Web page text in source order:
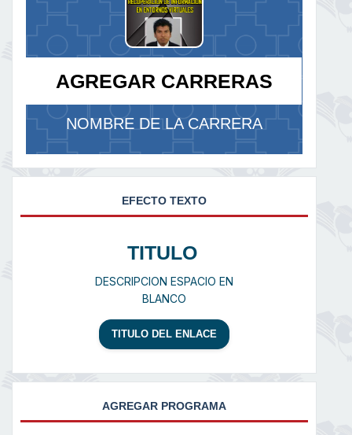
AGREGAR CARRERAS
NOMBRE DE LA CARRERA
EFECTO TEXTO
TITULO
DESCRIPCION ESPACIO EN
BLANCO
TITULO DEL ENLACE
AGREGAR PROGRAMA